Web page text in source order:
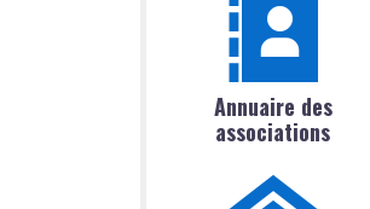
Annuaire des
associations